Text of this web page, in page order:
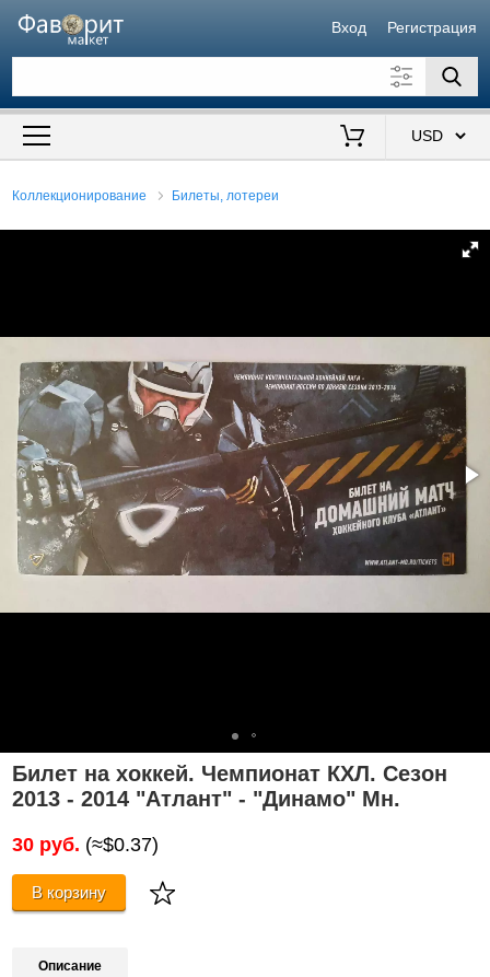
Вход Регистрация
Искать также в описании
Коллекционирование Билеты, лотереи
Билет на хоккей. Чемпионат КХЛ. Сезон
2013 - 2014 "Атлант" - "Динамо" Мн.
30 руб. (≈$0.37)
В корзину
Описание